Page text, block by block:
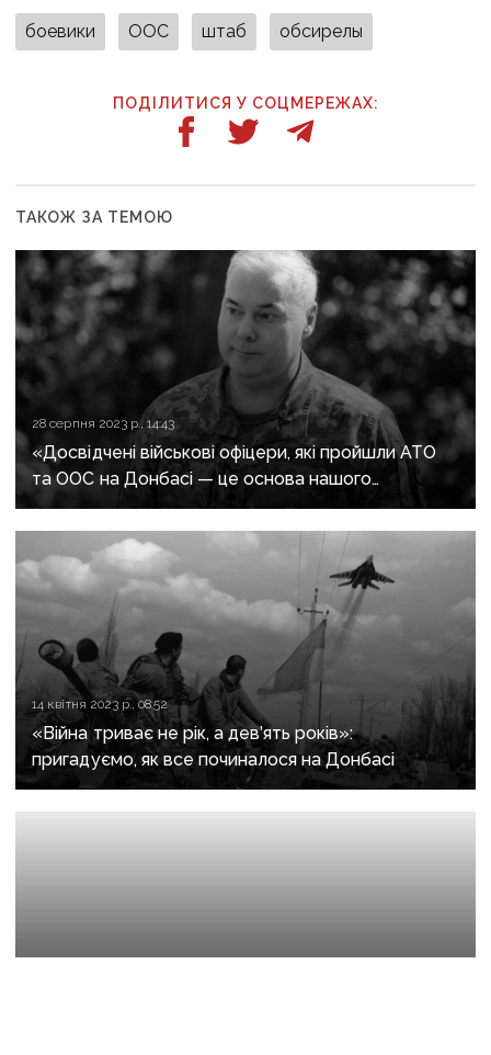
боевики ООС штаб обсирелы
ПОДІЛИТИСЯ У СОЦМЕРЕЖАХ:
ТАКОЖ ЗА ТЕМОЮ
28 серпня 2023 р., 14:43
«Досвідчені військові офіцери, які пройшли АТО
та ООС на Донбасі — це основа нашого
війська», — командувач ОС ЗСУ Наєв
14 квітня 2023 р., 08:52
«Війна триває не рік, а дев’ять років»:
пригадуємо, як все починалося на Донбасі